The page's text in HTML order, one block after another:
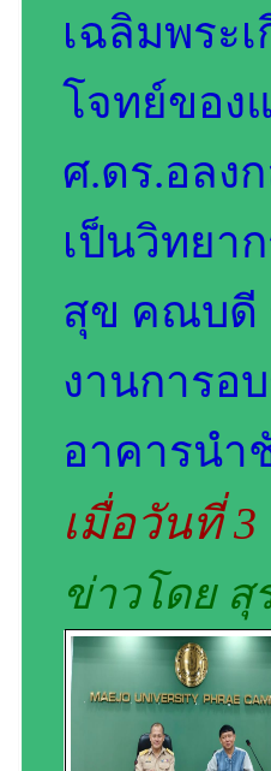
เฉลิมพระ
โจทย์ของ
ศ.ดร.อลง
เป็นวิทยา
สุข คณบดี
งานการอ
อาคารนำ
เมื่อวันที่
ข่าวโดย สุ